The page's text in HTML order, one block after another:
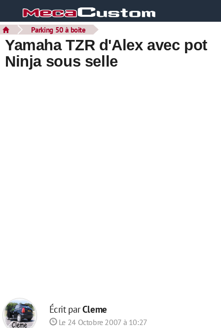
Parking 50 à boite
Yamaha TZR d'Alex avec pot
Ninja sous selle
Écrit parCleme
Le 24 Octobre 2007 à 10:27